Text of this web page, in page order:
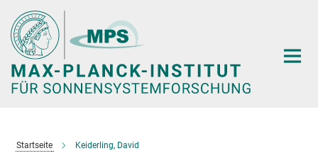
Hauptinhalt
Startseite Keiderling, David